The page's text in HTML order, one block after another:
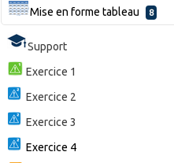
Mise en forme tableau 8
Support
Exercice 1
Exercice 2
Exercice 3
Exercice 4